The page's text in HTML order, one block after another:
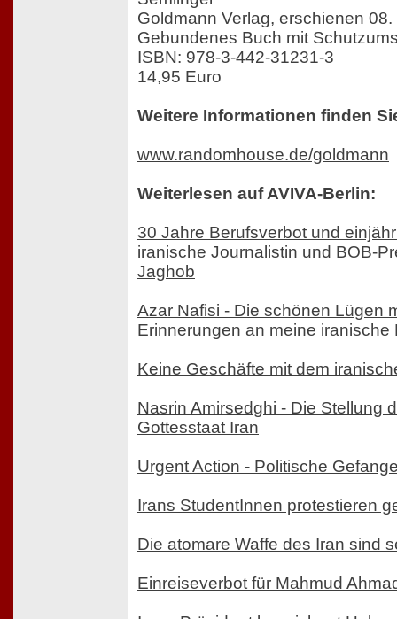
Goldmann Verlag, erschienen
Gebundenes Buch mit
ISBN: 978-3-442-31231-3
14,95 Euro
Weitere Informationen finden
www.randomhouse.de/goldmann
Weiterlesen auf AVIVA-Berlin:
30 Jahre Berufsverbot und
iranische Journalistin und BOB-
Jaghob
Azar Nafisi - Die schönen Lügen
Erinnerungen an meine iranische
Keine Geschäfte mit dem
Nasrin Amirsedghi - Die Stellung
Gottesstaat Iran
Urgent Action - Politische
Irans StudentInnen protestieren
Die atomare Waffe des Iran sind
Einreiseverbot für Mahmud